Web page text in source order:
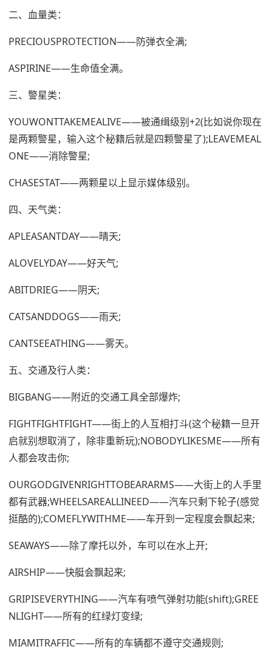
二、血量类：
PRECIOUSPROTECTION——防弹衣全满;
ASPIRINE——生命值全满。
三、警星类：
YOUWONTTAKEMEALIVE——被通缉级别+2(比如说你现在
是两颗警星，输入这个秘籍后就是四颗警星了);LEAVEMEAL
ONE——消除警星;
CHASESTAT——两颗星以上显示媒体级别。
四、天气类：
APLEASANTDAY——晴天;
ALOVELYDAY——好天气;
ABITDRIEG——阴天;
CATSANDDOGS——雨天;
CANTSEEATHING——雾天。
五、交通及行人类：
BIGBANG——附近的交通工具全部爆炸;
FIGHTFIGHTFIGHT——街上的人互相打斗(这个秘籍一旦开
启就别想取消了，除非重新玩);NOBODYLIKESME——所有
人都会攻击你;
OURGODGIVENRIGHTTOBEARARMS——大街上的人手里
都有武器;WHEELSAREALLINEED——汽车只剩下轮子(感觉
挺酷的);COMEFLYWITHME——车开到一定程度会飘起来;
SEAWAYS——除了摩托以外，车可以在水上开;
AIRSHIP——快艇会飘起来;
GRIPISEVERYTHING——汽车有喷气弹射功能(shift);GREE
NLIGHT——所有的红绿灯变绿;
MIAMITRAFFIC——所有的车辆都不遵守交通规则;